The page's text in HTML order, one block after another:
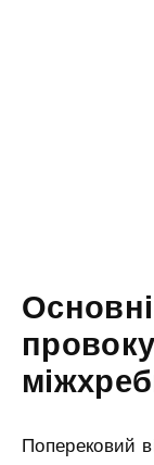
Поперековий